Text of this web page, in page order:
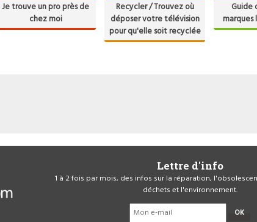
Je trouve un pro près de
chez moi
Recycler / Trouvez où
déposer votre télévision
pour qu'elle soit recyclée
Guide
marques
Lettre d'info
1 à 2 fois par mois, des infos sur la réparation,
déchets et l'environnement.
OK